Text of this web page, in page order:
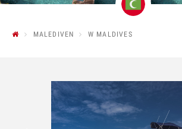
MALEDIVEN W MALDIVES